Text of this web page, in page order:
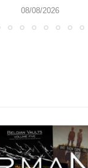
08/08/2026